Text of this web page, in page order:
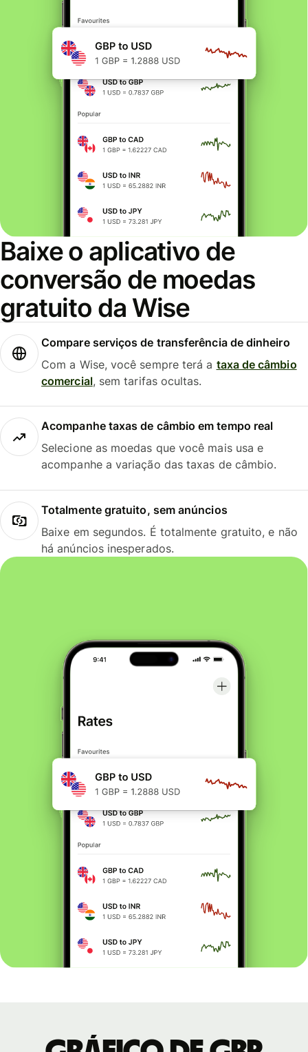
Baixe o aplicativo de
conversão de moedas
gratuito da Wise
Compare serviços de transferência de dinheiro
Com a Wise, você sempre terá a taxa de câmbio
comercial, sem tarifas ocultas.
Acompanhe taxas de câmbio em tempo real
Selecione as moedas que você mais usa e
acompanhe a variação das taxas de câmbio.
Totalmente gratuito, sem anúncios
Baixe em segundos. É totalmente gratuito, e não
há anúncios inesperados.